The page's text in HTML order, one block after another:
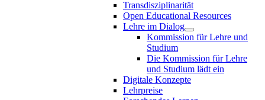
Transdisziplinarität
Open Educational Resources
Lehre im Dialog
Kommission für Lehre und
Studium
Die Kommission für Lehre
und Studium lädt ein
Digitale Konzepte
Lehrpreise